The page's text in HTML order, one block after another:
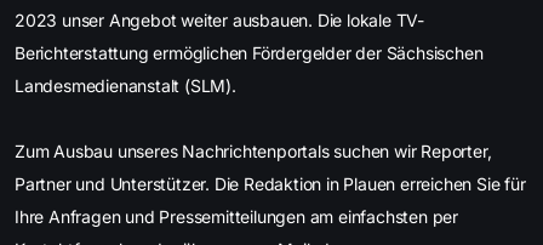
2023 unser Angebot weiter ausbauen. Die lokale TV-
Berichterstattung ermöglichen Fördergelder der Sächsischen
Landesmedienanstalt (SLM).
Zum Ausbau unseres Nachrichtenportals suchen wir Reporter,
Partner und Unterstützer. Die Redaktion in Plauen erreichen Sie für
Ihre Anfragen und Pressemitteilungen am einfachsten per